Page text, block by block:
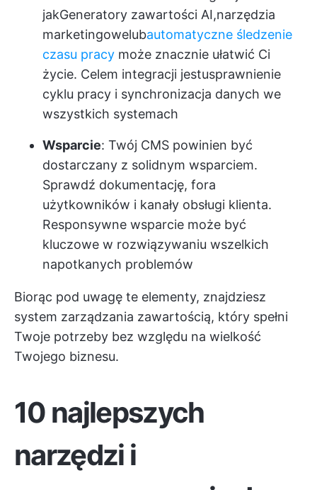
jakGeneratory zawartości AI,narzędzia
marketingowelubautomatyczne śledzenie
czasu pracy może znacznie ułatwić Ci
życie. Celem integracji jestusprawnienie
cyklu pracy i synchronizacja danych we
wszystkich systemach
Wsparcie: Twój CMS powinien być
dostarczany z solidnym wsparciem.
Sprawdź dokumentację, fora
użytkowników i kanały obsługi klienta.
Responsywne wsparcie może być
kluczowe w rozwiązywaniu wszelkich
napotkanych problemów
Biorąc pod uwagę te elementy, znajdziesz
system zarządzania zawartością, który spełni
Twoje potrzeby bez względu na wielkość
Twojego biznesu.
10 najlepszych
narzędzi i